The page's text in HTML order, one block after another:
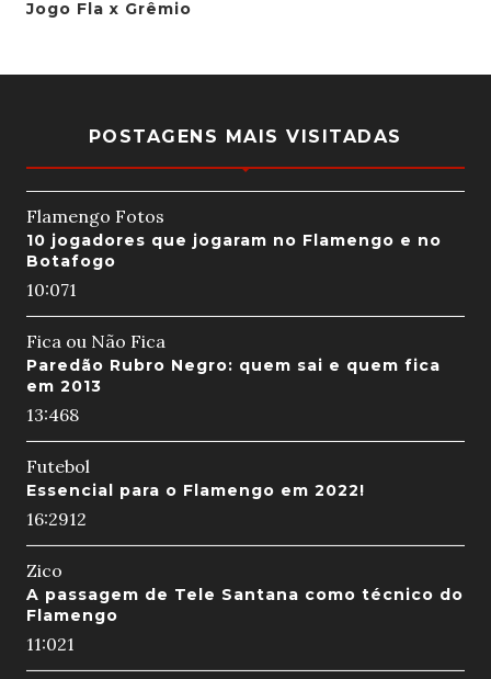
Jogo Fla x Grêmio
POSTAGENS MAIS VISITADAS
Flamengo Fotos
10 jogadores que jogaram no Flamengo e no
Botafogo
10:071
Fica ou Não Fica
Paredão Rubro Negro: quem sai e quem fica
em 2013
13:468
Futebol
Essencial para o Flamengo em 2022!
16:2912
Zico
A passagem de Tele Santana como técnico do
Flamengo
11:021